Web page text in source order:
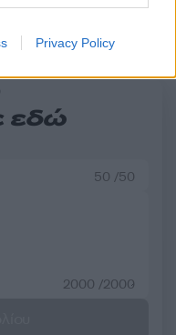
Privacy Policy
εδώ
50 /50
2000 /2000